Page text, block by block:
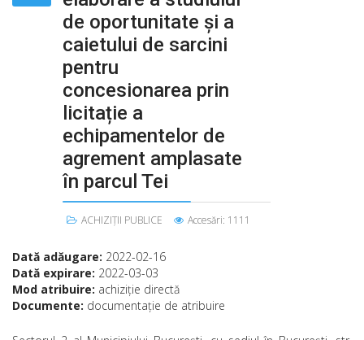
de oportunitate și a
caietului de sarcini
pentru
concesionarea prin
licitație a
echipamentelor de
agrement amplasate
în parcul Tei
ACHIZIȚII PUBLICE Accesări: 1111
Dată adăugare: 2022-02-16
Dată expirare: 2022-03-03
Mod atribuire: achiziţie directă
Documente: documentaţie de atribuire